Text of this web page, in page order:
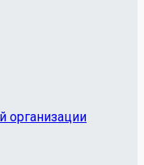
организации